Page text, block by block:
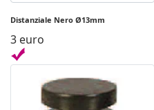
Distanziale Nero Ø13mm
3 euro